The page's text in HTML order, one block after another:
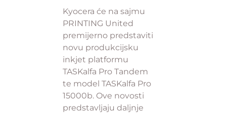
Kyocera će na sajmu
PRINTING United
premijerno predstaviti
novu produkcijsku
inkjet platformu
TASKalfa Pro Tandem
te model TASKalfa Pro
15000b. Ove novosti
predstavljaju daljnje